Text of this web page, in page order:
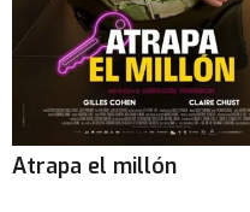
Atrapa el millón